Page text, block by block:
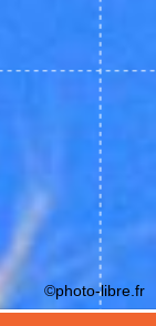
©photo-libre.fr